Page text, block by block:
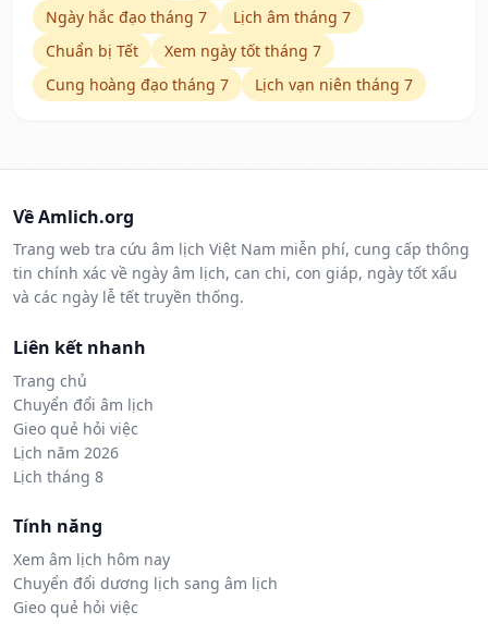
Ngày hắc đạo tháng 7
Lịch âm tháng 7
Chuẩn bị Tết
Xem ngày tốt tháng 7
Cung hoàng đạo tháng 7
Lịch vạn niên tháng 7
Về Amlich.org
Trang web tra cứu âm lịch Việt Nam miễn phí, cung cấp thông
tin chính xác về ngày âm lịch, can chi, con giáp, ngày tốt xấu
và các ngày lễ tết truyền thống.
Liên kết nhanh
Trang chủ
Chuyển đổi âm lịch
Gieo quẻ hỏi việc
Lịch năm 2026
Lịch tháng 8
Tính năng
Xem âm lịch hôm nay
Chuyển đổi dương lịch sang âm lịch
Gieo quẻ hỏi việc